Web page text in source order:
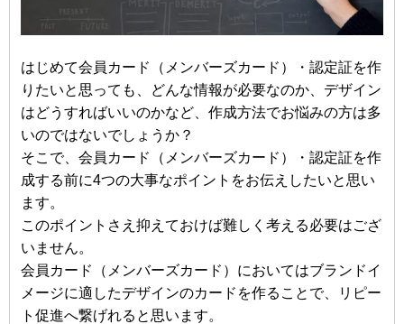
はじめて会員カード（メンバーズカード）・認定証を作
りたいと思っても、どんな情報が必要なのか、デザイン
はどうすればいいのかなど、作成方法でお悩みの方は多
いのではないでしょうか？
そこで、会員カード（メンバーズカード）・認定証を作
成する前に4つの大事なポイントをお伝えしたいと思い
ます。
このポイントさえ抑えておけば難しく考える必要はござ
いません。
会員カード（メンバーズカード）においてはブランドイ
メージに適したデザインのカードを作ることで、リピー
ト促進へ繋げれると思います。